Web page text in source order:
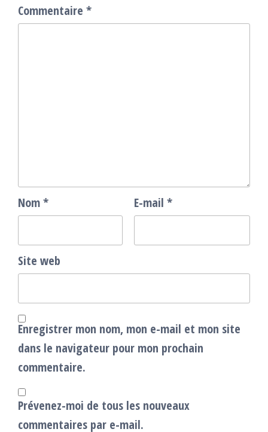
Commentaire *
Nom* E-mail *
Site web
Enregistrer mon nom, mon e-mail et mon site
dans le navigateur pour mon prochain
commentaire.
Prévenez-moi de tous les nouveaux
commentaires par e-mail.